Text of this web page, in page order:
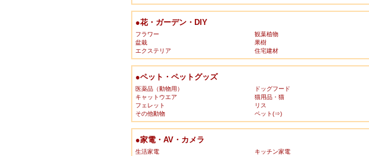
●花・ガーデン・DIY
フラワー 観葉植物
盆栽
果樹
エクステリア
住宅建材
●ペット・ペットグッズ
医薬品（動物用） ドッグフード
キャットウエア
猫用品・猫
フェレット
リス
その他動物
ペット(⇒)
●家電・AV・カメラ
生活家電 キッチン家電